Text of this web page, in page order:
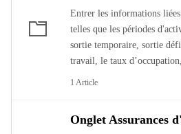
Entrer les informations
telles que les périodes
sortie temporaire, sortie
travail, le taux
1 Article
Onglet Assurances